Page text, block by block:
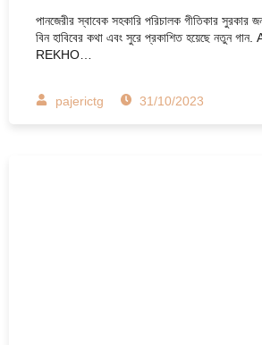
পানজেরীর স্বাবেক সহকারি পরিচালক গীতিকার সুরকার
বিন হাবিবের কথা এবং সুরে প্রকাশিত হয়েছে নতুন
REKHO…
pajerictg 31/10/2023